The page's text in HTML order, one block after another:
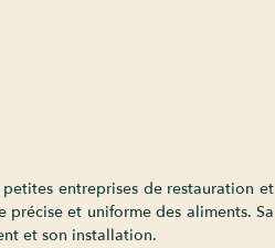
entreprises de restauration et
et uniforme des aliments. Sa
et son installation.